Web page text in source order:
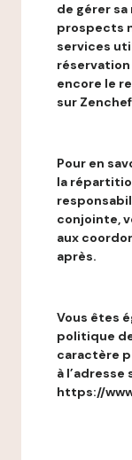
de gérer
prospects
services
réservation
encore le
sur
Pour en
la
conjointe,
aux
après.
Vous êtes
politique
caractère
à l’adresse
https://